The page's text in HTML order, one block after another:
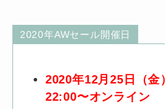
2020年AWセール開催日
2020年12月25日（
22:00〜オンライン